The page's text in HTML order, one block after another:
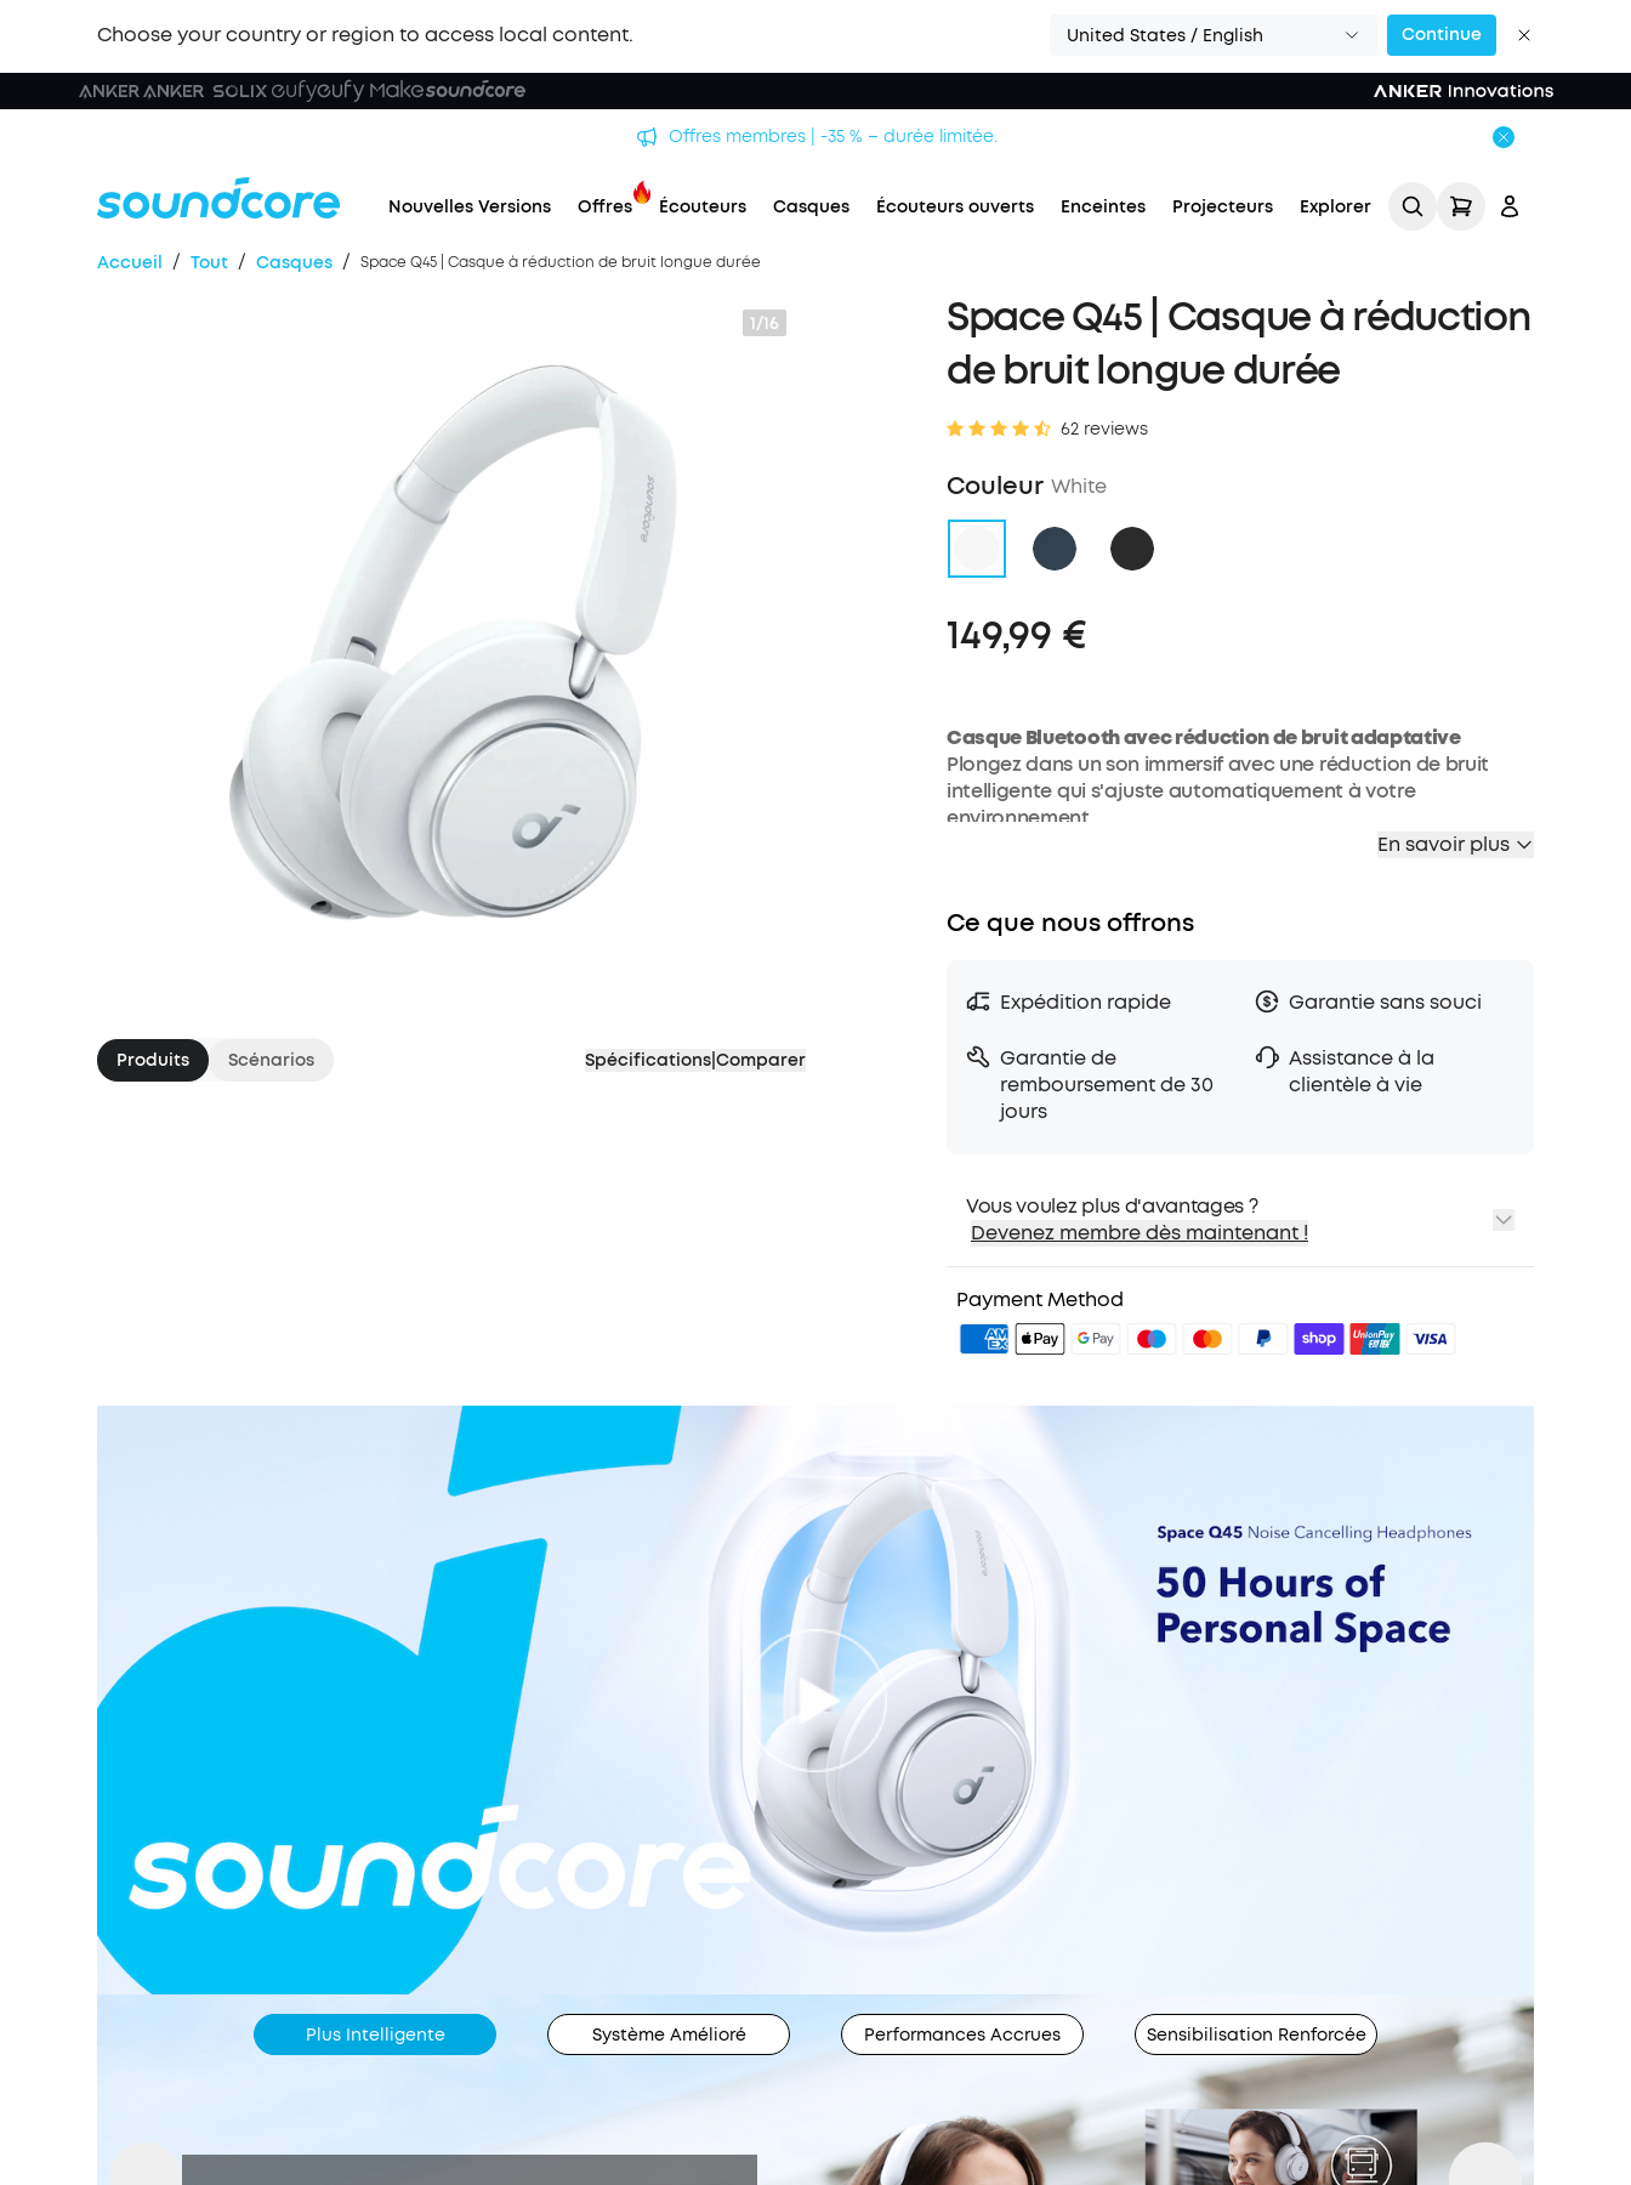
Choose your country or region to access local content. United States / English Continue
Offres membres | -35 % – durée limitée.
Nouvelles Versions Offres Écouteurs Casques Écouteurs ouverts Enceintes Projecteurs Explorer
Accueil / Tout / Casques / Space Q45 | Casque à réduction de bruit longue durée
1/16
Produits Scénarios Spécifications Comparer
Space Q45 | Casque à réduction
de bruit longue durée
62 reviews
Couleur White
149,99 €
Casque Bluetooth avec réduction de bruit adaptative
Plongez dans un son immersif avec une réduction de bruit
intelligente qui s'ajuste automatiquement à votre
environnement.
Confort de port longue durée
Qualité audio Hi-Res avec codec LDAC
Res et LDAC.
Double connexion Bluetooth 5.3
Passez facilement d'un appareil à l'autre pour écouter de la
En savoir plus
Ce que nous offrons
Expédition rapide Garantie sans souci
Garantie de
remboursement de 30
jours
Assistance à la
clientèle à vie
Vous voulez plus d'avantages ?
Devenez membre dès maintenant !
2. Prix pour les membres sur certains produits
3. Cadeau d'anniversaire
4. Débloquer des avantages avec soundcoreCredits
En savoir
plus
Payment Method
Plus Intelligente Système Amélioré Performances Accrues Sensibilisation Renforcée